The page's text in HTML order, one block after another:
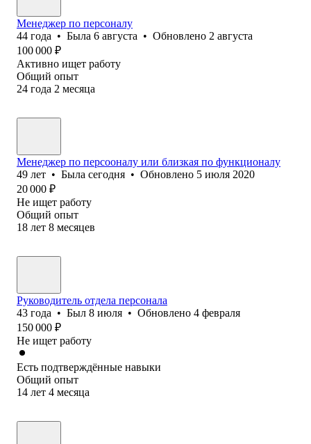
Менеджер по персоналу
44 года • Была 6 августа • Обновлено 2 августа
100 000 ₽
Активно ищет работу
Общий опыт
24 года 2 месяца
Менеджер по персооналу или близкая по функционалу
49 лет • Была сегодня • Обновлено 5 июля 2020
20 000 ₽
Не ищет работу
Общий опыт
18 лет 8 месяцев
Руководитель отдела персонала
43 года • Был 8 июля • Обновлено 4 февраля
150 000 ₽
Не ищет работу
Есть подтверждённые навыки
Общий опыт
14 лет 4 месяца